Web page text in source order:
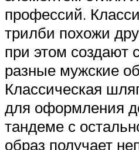
профессий.
трилби похожи
при этом создают
разные мужские
Классическая
для оформления
тандеме с
образ получает